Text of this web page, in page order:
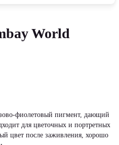
World
фиолетовый пигмент, дающий
для цветочных и портретных
цвет после заживления, хорошо